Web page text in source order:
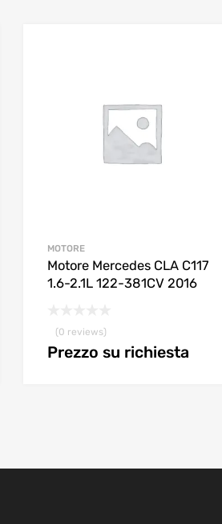
MOTORE
Motore Mercedes CLA C117
1.6-2.1L 122-381CV 2016
(0 reviews)
Prezzo su richiesta